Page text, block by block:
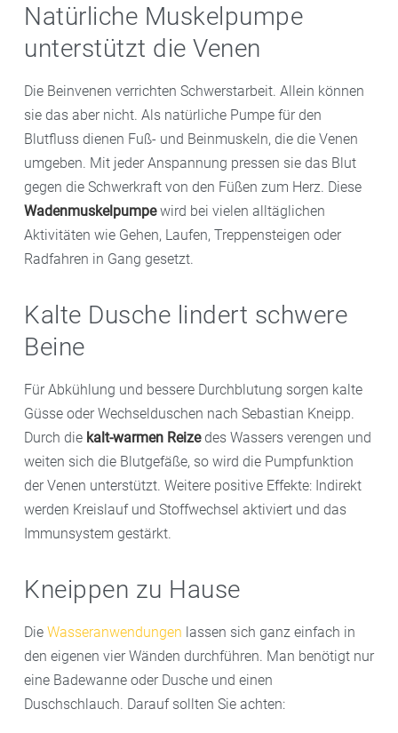
Natürliche Muskelpumpe
unterstützt die Venen
Die Beinvenen verrichten Schwerstarbeit. Allein können
sie das aber nicht. Als natürliche Pumpe für den
Blutfluss dienen Fuß- und Beinmuskeln, die die Venen
umgeben. Mit jeder Anspannung pressen sie das Blut
gegen die Schwerkraft von den Füßen zum Herz. Diese
Wadenmuskelpumpewird bei vielen alltäglichen
Aktivitäten wie Gehen, Laufen, Treppensteigen oder
Radfahren in Gang gesetzt.
Kalte Dusche lindert schwere
Beine
Für Abkühlung und bessere Durchblutung sorgen kalte
Güsse oder Wechselduschen nach Sebastian Kneipp.
Durch die kalt-warmen Reizedes Wassers verengen und
weiten sich die Blutgefäße, so wird die Pumpfunktion
der Venen unterstützt. Weitere positive Effekte: Indirekt
werden Kreislauf und Stoffwechsel aktiviert und das
Immunsystem gestärkt.
Kneippen zu Hause
Die Wasseranwendungen lassen sich ganz einfach in
den eigenen vier Wänden durchführen. Man benötigt nur
eine Badewanne oder Dusche und einen
Duschschlauch. Darauf sollten Sie achten: